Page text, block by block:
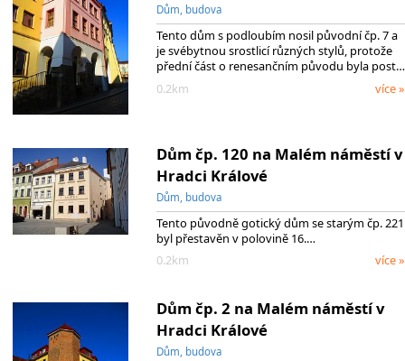
Dům, budova
Tento dům s podloubím nosil původní čp. 7 a
je svébytnou srostlicí různých stylů, protože
přední část o renesančním původu byla post…
0.2km
více »
Dům čp. 120 na Malém náměstí v
Hradci Králové
Dům, budova
Tento původně gotický dům se starým čp. 221
byl přestavěn v polovině 16.…
0.2km
více »
Dům čp. 2 na Malém náměstí v
Hradci Králové
Dům, budova